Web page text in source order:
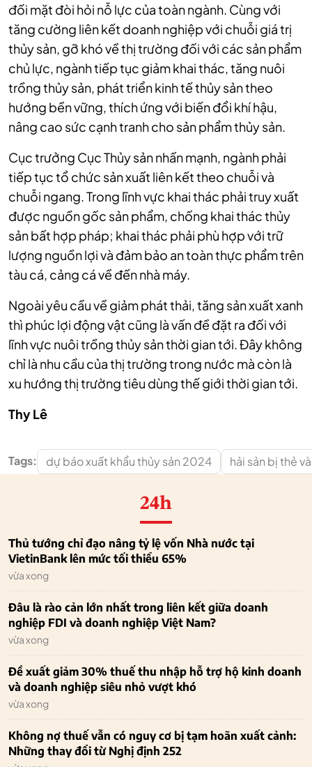
đối mặt đòi hỏi nỗ lực của toàn ngành. Cùng với
tăng cường liên kết doanh nghiệp với chuỗi giá trị
thủy sản, gỡ khó về thị trường đối với các sản phẩm
chủ lực, ngành tiếp tục giảm khai thác, tăng nuôi
trồng thủy sản, phát triển kinh tế thủy sản theo
hướng bền vững, thích ứng với biến đổi khí hậu,
nâng cao sức cạnh tranh cho sản phẩm thủy sản.
Cục trưởng Cục Thủy sản nhấn mạnh, ngành phải
tiếp tục tổ chức sản xuất liên kết theo chuỗi và
chuỗi ngang. Trong lĩnh vực khai thác phải truy xuất
được nguồn gốc sản phẩm, chống khai thác thủy
sản bất hợp pháp; khai thác phải phù hợp với trữ
lượng nguồn lợi và đảm bảo an toàn thực phẩm trên
tàu cá, cảng cá về đến nhà máy.
Ngoài yêu cầu về giảm phát thải, tăng sản xuất xanh
thì phúc lợi động vật cũng là vấn đề đặt ra đối với
lĩnh vực nuôi trồng thủy sản thời gian tới. Đây không
chỉ là nhu cầu của thị trường trong nước mà còn là
xu hướng thị trường tiêu dùng thế giới thời gian tới.
Thy Lê
Tags: dự báo xuất khẩu thủy sản 2024 hải sản bị thẻ
24h
Thủ tướng chỉ đạo nâng tỷ lệ vốn Nhà nước tại
VietinBank lên mức tối thiểu 65%
vừa xong
Đâu là rào cản lớn nhất trong liên kết giữa doanh
nghiệp FDI và doanh nghiệp Việt Nam?
vừa xong
Đề xuất giảm 30% thuế thu nhập hỗ trợ hộ kinh doanh
và doanh nghiệp siêu nhỏ vượt khó
vừa xong
Không nợ thuế vẫn có nguy cơ bị tạm hoãn xuất cảnh:
Những thay đổi từ Nghị định 252